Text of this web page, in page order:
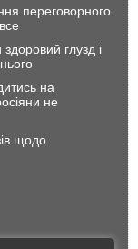
переговорного
глузд і
на
не
щодо